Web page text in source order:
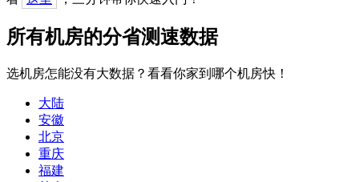
所有机房的分省测速数据
选机房怎能没有大数据？看看你家到哪个机房快！
大陆
安徽
北京
重庆
福建